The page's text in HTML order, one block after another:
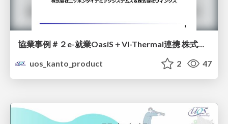
協業事例＃２e-就業OasiS＋VI-Thermal連携 株式会社ニッポンダイナミックシステムズ＆株式会社ヴィンクス
uos_kanto_product
2 47